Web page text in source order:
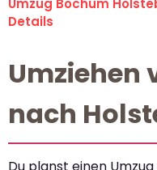
Umzug Bochum
Details
Umziehen
nach